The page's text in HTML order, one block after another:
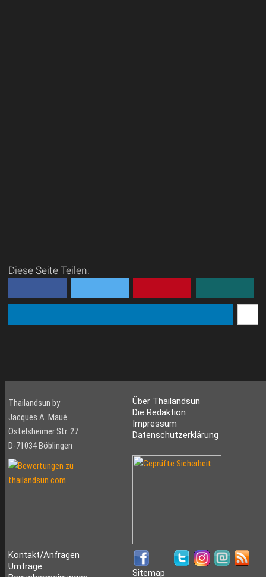
Diese Seite Teilen:
Thailandsun by
Jacques A. Maué
Ostelsheimer Str. 27
D-71034 Böblingen
Über Thailandsun
Die Redaktion
Impressum
Datenschutzerklärung
Kontakt/Anfragen
Umfrage
Sitemap